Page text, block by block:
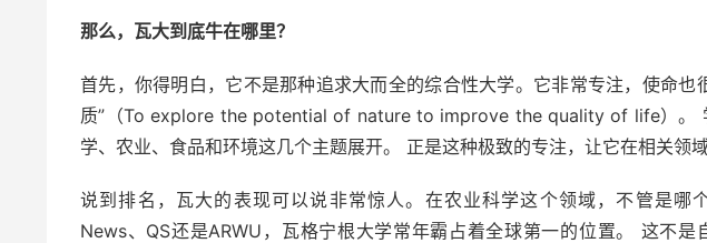
那么，瓦大到底牛在哪里？
首先，你得明白，它不是那种追求大而全的综合性大学。它非常专注，使命也
质”（To explore the potential of nature to improve the quality of life）。
学、农业、食品和环境这几个主题展开。 正是这种极致的专注，让它在相关领
说到排名，瓦大的表现可以说非常惊人。在农业科学这个领域，不管是哪
News、QS还是ARWU，瓦格宁根大学常年霸占着全球第一的位置。 这不